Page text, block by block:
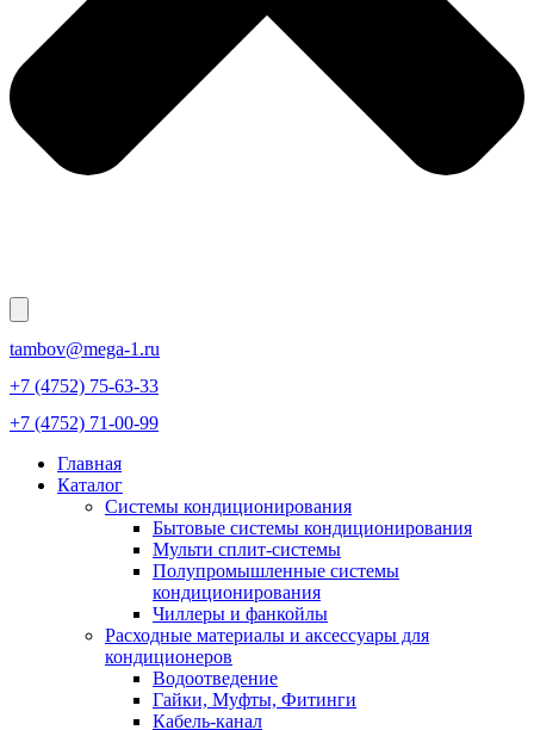
tambov@mega-1.ru
+7 (4752) 75-63-33
+7 (4752) 71-00-99
Главная
Каталог
Системы кондиционирования
Бытовые системы кондиционирования
Мульти сплит-системы
Полупромышленные системы
кондиционирования
Чиллеры и фанкойлы
Расходные материалы и аксессуары для
кондиционеров
Водоотведение
Гайки, Муфты, Фитинги
Кабель-канал